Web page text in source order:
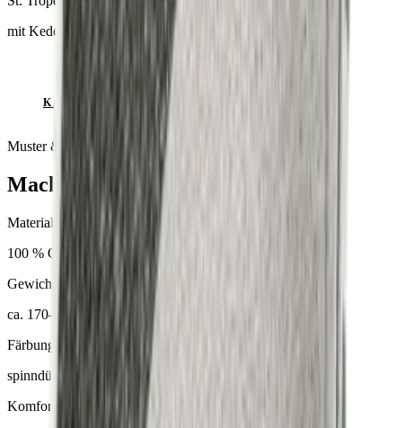
mit Keder
KATALOG ANSEHEN
Muster & Beratung auf Anfrage
Mackintosh® Lite
Material
100 % Olefin
Gewicht
ca. 170–300 g/m²
Färbung
spinndüsengefärbt
Komfort